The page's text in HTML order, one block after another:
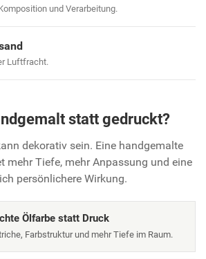
und Verarbeitung.
Luftfracht.
statt gedruckt?
dekorativ sein. Eine handgemalte
mehr Tiefe, mehr Anpassung und eine
persönlichere Wirkung.
Ölfarbe statt Druck
Farbstruktur und mehr Tiefe im Raum.